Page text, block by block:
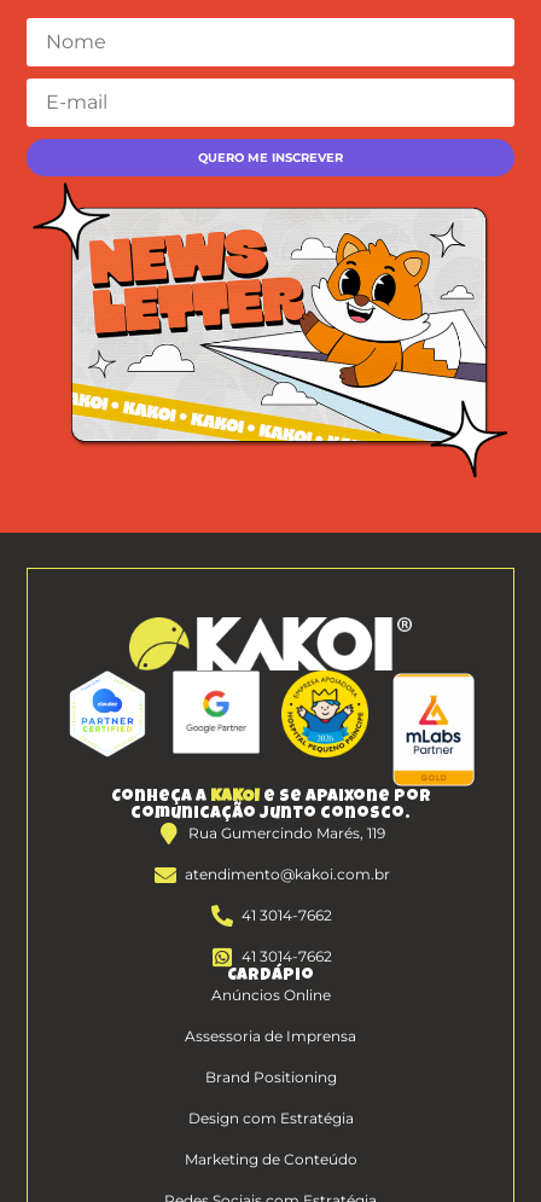
Conheça a KAKOI e se apaixone por
comunicação junto conosco.
Rua Gumercindo Marés, 119
atendimento@kakoi.com.br
41 3014-7662
41 3014-7662
Cardápio
Anúncios Online
Assessoria de Imprensa
Brand Positioning
Design com Estratégia
Marketing de Conteúdo